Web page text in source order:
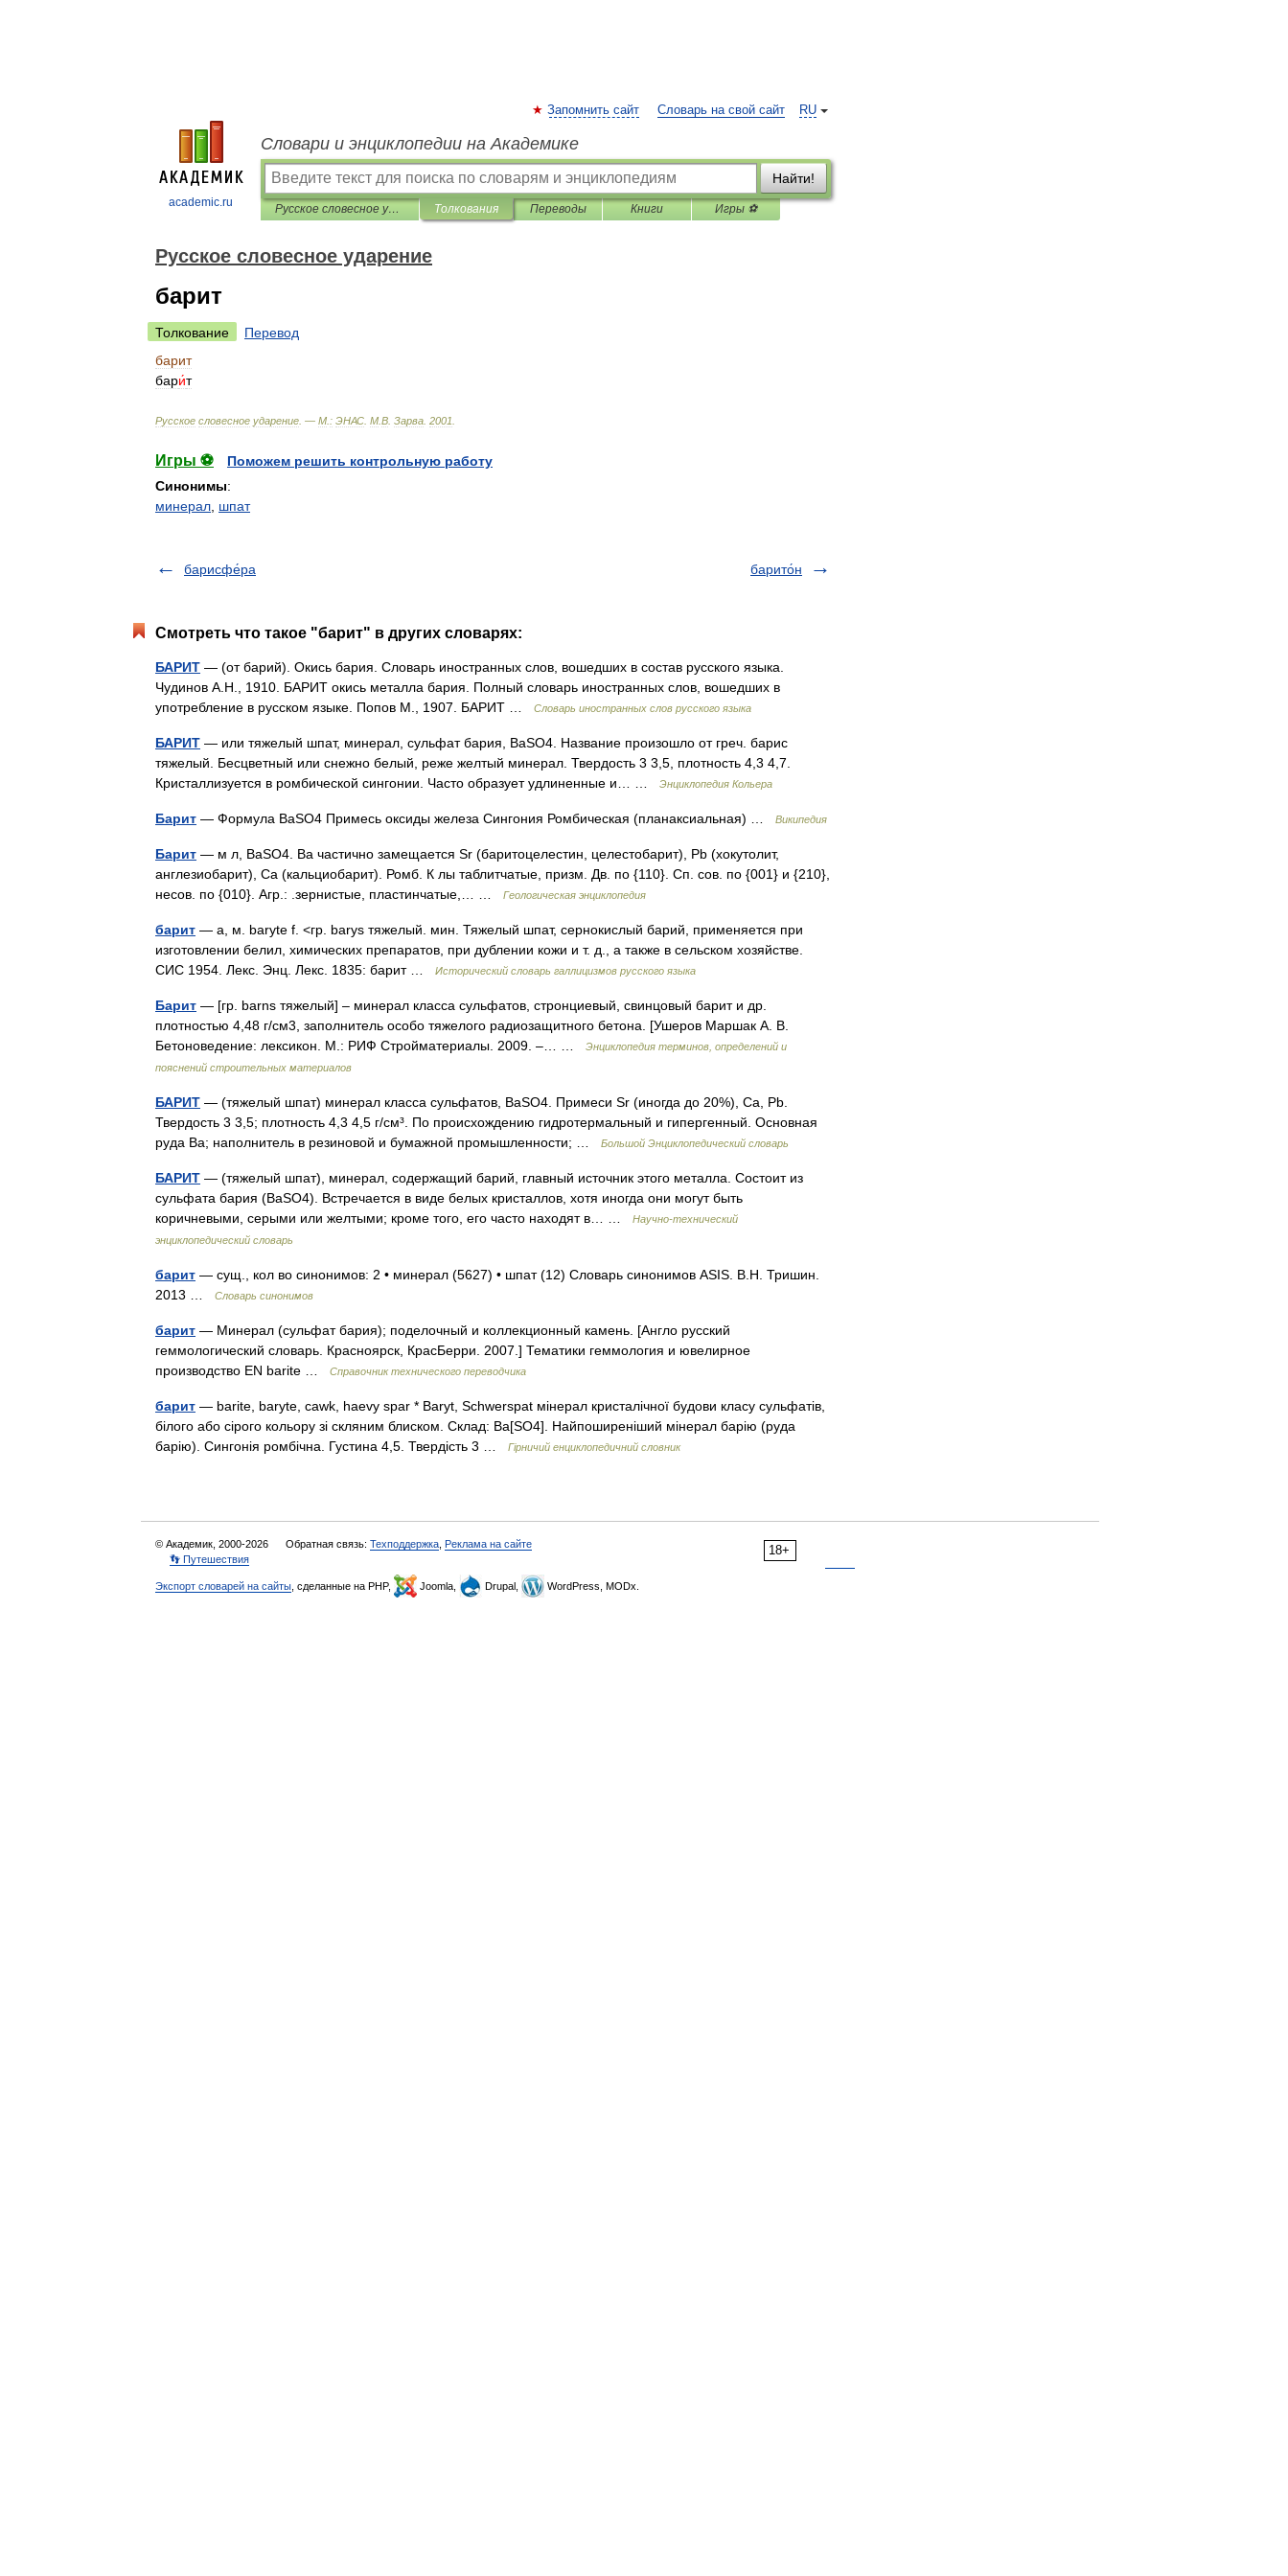
academic.ru
RU
Запомнить сайт Словарь на свой сайт
Словари и энциклопедии на Академике
Найти!
Русское словесное ударение Толкования Переводы Книги Игры ⚽
Русское словесное ударение
барит
Толкование
Перевод
барит
бари́т
Русское словесное ударение . — М : ЭНАС М В Зарва 2001
Игры ⚽
Поможем решить контрольную работу
Синонимы:
минерал шпат
барисфе́ра барито́н
Смотреть что такое "барит" в других словарях:
БАРИТ — (от барий). Окись бария. Словарь иностранных слов, вошедших в состав русского языка.
Чудинов А.Н., 1910. БАРИТ окись металла бария. Полный словарь иностранных слов, вошедших в
употребление в русском языке. Попов М., 1907. БАРИТ …
Словарь иностранных слов русского языка
БАРИТ — или тяжелый шпат, минерал, сульфат бария, BaSO4. Название произошло от греч. барис
тяжелый. Бесцветный или снежно белый, реже желтый минерал. Твердость 3 3,5, плотность 4,3 4,7.
Кристаллизуется в ромбической сингонии. Часто образует удлиненные и… …
Энциклопедия Кольера
Барит — Формула BaSO4 Примесь оксиды железа Сингония Ромбическая (планаксиальная) … Википедия
Барит — м л, BaSO4. Ba частично замещается Sr (баритоцелестин, целестобарит), Pb (хокутолит,
англезиобарит), Ca (кальциобарит). Ромб. К лы таблитчатые, призм. Дв. по {110}. Сп. сов. по {001} и {210},
несов. по {010}. Агр.: .зернистые, пластинчатые,… …
Геологическая энциклопедия
барит — а, м. baryte f. <гр. barys тяжелый. мин. Тяжелый шпат, сернокислый барий, применяется при
изготовлении белил, химических препаратов, при дублении кожи и т. д., а также в сельском хозяйстве.
СИС 1954. Лекс. Энц. Лекс. 1835: барит …
Исторический словарь галлицизмов русского языка
Барит — [гр. barns тяжелый] – минерал класса сульфатов, стронциевый, свинцовый барит и др.
плотностью 4,48 г/см3, заполнитель особо тяжелого радиозащитного бетона. [Ушеров Маршак А. В.
Бетоноведение: лексикон. М.: РИФ Стройматериалы. 2009. –… …
Энциклопедия терминов, определений и
пояснений строительных материалов
БАРИТ — (тяжелый шпат) минерал класса сульфатов, BaSO4. Примеси Sr (иногда до 20%), Ca, Pb.
Твердость 3 3,5; плотность 4,3 4,5 г/см³. По происхождению гидротермальный и гипергенный. Основная
руда Ba; наполнитель в резиновой и бумажной промышленности; …
Большой Энциклопедический словарь
БАРИТ — (тяжелый шпат), минерал, содержащий барий, главный источник этого металла. Состоит из
сульфата бария (BaSO4). Встречается в виде белых кристаллов, хотя иногда они могут быть
коричневыми, серыми или желтыми; кроме того, его часто находят в… …
Научно-технический
энциклопедический словарь
барит — сущ., кол во синонимов: 2 • минерал (5627) • шпат (12) Словарь синонимов ASIS. В.Н. Тришин.
2013 …
Словарь синонимов
барит — Минерал (сульфат бария); поделочный и коллекционный камень. [Англо русский
геммологический словарь. Красноярск, КрасБерри. 2007.] Тематики геммология и ювелирное
производство EN barite …
Справочник технического переводчика
барит — barite, baryte, cawk, haevy spar * Baryt, Schwerspat мінерал кристалічної будови класу сульфатів,
білого або сірого кольору зі скляним блиском. Склад: Ba[SO4]. Найпоширеніший мінерал барію (руда
барію). Сингонія ромбічна. Густина 4,5. Твердість 3 …
Гірничий енциклопедичний словник
18+
© Академик, 2000-2026 Обратная связь: Техподдержка Реклама на сайте
👣 Путешествия
Экспорт словарей на сайты , сделанные на PHP, Joomla, Drupal, WordPress, MODx.